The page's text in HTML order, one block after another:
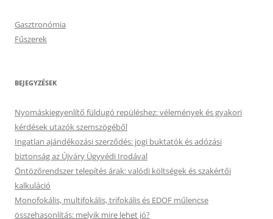
Gasztronómia
Fűszerek
BEJEGYZÉSEK
Nyomáskiegyenlítő füldugó repüléshez: vélemények és gyakori
kérdések utazók szemszögéből
Ingatlan ajándékozási szerződés: jogi buktatók és adózási
biztonság az Újváry Ügyvédi Irodával
Öntözőrendszer telepítés árak: valódi költségek és szakértői
kalkuláció
Monofokális, multifokális, trifokális és EDOF műlencse
összehasonlítás: melyik mire lehet jó?